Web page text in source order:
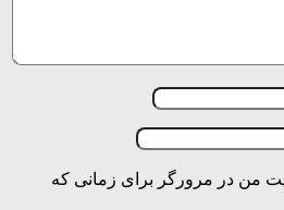
من در مرورگر برای زمانی که